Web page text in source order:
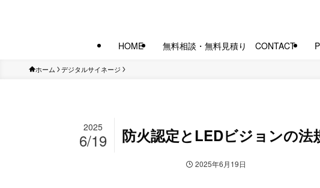
HOME 無料相談・無料見積り CONTACT
ホーム デジタルサイネージ
防火認定とLEDビジョンの
2025
6/19
2025年6月19日